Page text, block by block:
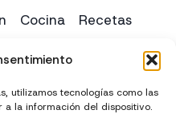
utilizamos tecnologías como las
la información del dispositivo.
Cocina Recetas